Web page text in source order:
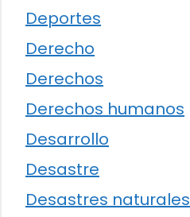
Deportes
Derecho
Derechos
Derechos humanos
Desarrollo
Desastre
Desastres naturales